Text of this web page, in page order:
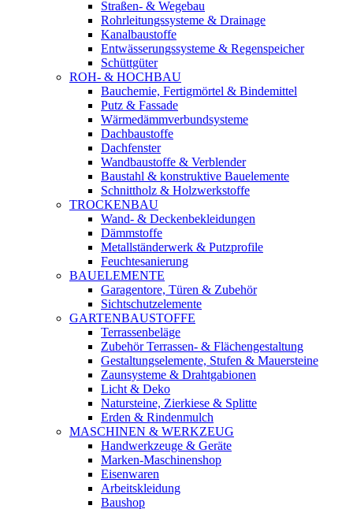
Straßen- & Wegebau
Rohrleitungssysteme & Drainage
Kanalbaustoffe
Entwässerungssysteme & Regenspeicher
Schüttgüter
ROH- & HOCHBAU
Bauchemie, Fertigmörtel & Bindemittel
Putz & Fassade
Wärmedämmverbundsysteme
Dachbaustoffe
Dachfenster
Wandbaustoffe & Verblender
Baustahl & konstruktive Bauelemente
Schnittholz & Holzwerkstoffe
TROCKENBAU
Wand- & Deckenbekleidungen
Dämmstoffe
Metallständerwerk & Putzprofile
Feuchtesanierung
BAUELEMENTE
Garagentore, Türen & Zubehör
Sichtschutzelemente
GARTENBAUSTOFFE
Terrassenbeläge
Zubehör Terrassen- & Flächengestaltung
Gestaltungselemente, Stufen & Mauersteine
Zaunsysteme & Drahtgabionen
Licht & Deko
Natursteine, Zierkiese & Splitte
Erden & Rindenmulch
MASCHINEN & WERKZEUG
Handwerkzeuge & Geräte
Marken-Maschinenshop
Eisenwaren
Arbeitskleidung
Baushop